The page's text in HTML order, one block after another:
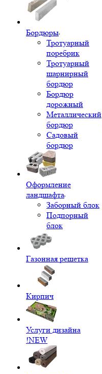
Бордюры
Тротуарный
поребрик
Тротуарный
шарнирный
бордюр
Бордюр
дорожный
Металлический
бордюр
Садовый
бордюр
Оформление
ландшафта
Заборный блок
Подпорный
блок
Газонная решетка
Кирпич
Услуги дизайна
!NEW